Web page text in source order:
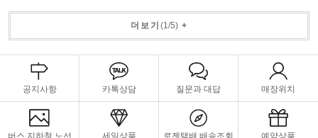
더보기 (1 /5)+
공지사항 카톡상담 질문과 대답 매장위치
버스,지하철 노선 세일상품 로젠택배 배송조회 예약상품